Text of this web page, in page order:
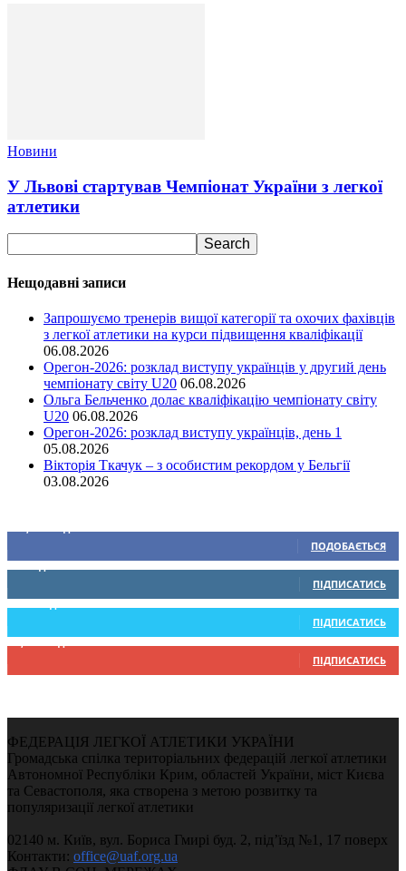
Новини
У Львові стартував Чемпіонат України з легкої
атлетики
Нещодавні записи
Запрошуємо тренерів вищої категорії та охочих фахівців
з легкої атлетики на курси підвищення кваліфікації
06.08.2026
Орегон-2026: розклад виступу українців у другий день
чемпіонату світу U20 06.08.2026
Ольга Бельченко долає кваліфікацію чемпіонату світу
U20 06.08.2026
Орегон-2026: розклад виступу українців, день 1
05.08.2026
Вікторія Ткачук – з особистим рекордом у Бельгії
03.08.2026
ПОДОБАЄТЬСЯ
0 Підписників
ПІДПИСАТИСЬ
234 Підписників
ПІДПИСАТИСЬ
9,370 Підписників
ПІДПИСАТИСЬ
ФЕДЕРАЦІЯ ЛЕГКОЇ АТЛЕТИКИ УКРАЇНИ
Громадська спілка територіальних федерацій легкої атлетики
Автономної Республіки Крим, областей України, міст Києва
та Севастополя, яка створена з метою розвитку та
популяризації легкої атлетики
02140 м. Київ, вул. Бориса Гмирі буд. 2, під’їзд №1, 17 поверх
Контакти: office@uaf.org.ua